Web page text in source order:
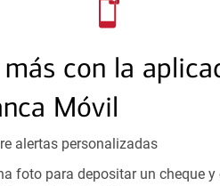
con la
Móvil
alertas personalizadas
foto para depositar un cheque y
Programar ahora
Los productos de inversión y seguros: